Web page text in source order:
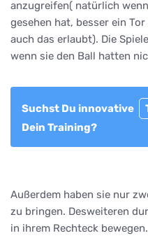
anzugreifen( natürlich
gesehen hat, besser ein
auch das erlaubt). Die
wenn sie den Ball hatten
Suchst Du innovative
Dein Training?
Außerdem haben sie nur
zu bringen. Desweiteren
in ihrem Rechteck bewegen.